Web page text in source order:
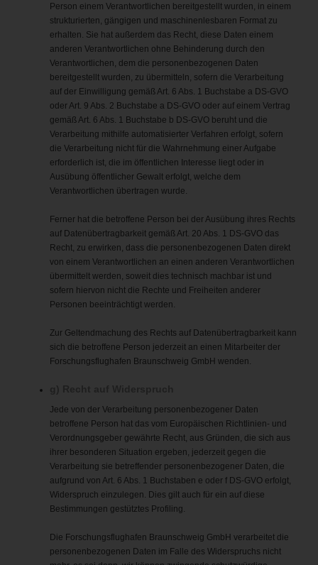
Person einem Verantwortlichen bereitgestellt wurden, in einem
strukturierten, gängigen und maschinenlesbaren Format zu
erhalten. Sie hat außerdem das Recht, diese Daten einem
anderen Verantwortlichen ohne Behinderung durch den
Verantwortlichen, dem die personenbezogenen Daten
bereitgestellt wurden, zu übermitteln, sofern die Verarbeitung
auf der Einwilligung gemäß Art. 6 Abs. 1 Buchstabe a DS-GVO
oder Art. 9 Abs. 2 Buchstabe a DS-GVO oder auf einem Vertrag
gemäß Art. 6 Abs. 1 Buchstabe b DS-GVO beruht und die
Verarbeitung mithilfe automatisierter Verfahren erfolgt, sofern
die Verarbeitung nicht für die Wahrnehmung einer Aufgabe
erforderlich ist, die im öffentlichen Interesse liegt oder in
Ausübung öffentlicher Gewalt erfolgt, welche dem
Verantwortlichen übertragen wurde.
Ferner hat die betroffene Person bei der Ausübung ihres Rechts
auf Datenübertragbarkeit gemäß Art. 20 Abs. 1 DS-GVO das
Recht, zu erwirken, dass die personenbezogenen Daten direkt
von einem Verantwortlichen an einen anderen Verantwortlichen
übermittelt werden, soweit dies technisch machbar ist und
sofern hiervon nicht die Rechte und Freiheiten anderer
Personen beeinträchtigt werden.
Zur Geltendmachung des Rechts auf Datenübertragbarkeit kann
sich die betroffene Person jederzeit an einen Mitarbeiter der
Forschungsflughafen Braunschweig GmbH wenden.
Jede von der Verarbeitung personenbezogener Daten
betroffene Person hat das vom Europäischen Richtlinien- und
Verordnungsgeber gewährte Recht, aus Gründen, die sich aus
ihrer besonderen Situation ergeben, jederzeit gegen die
Verarbeitung sie betreffender personenbezogener Daten, die
aufgrund von Art. 6 Abs. 1 Buchstaben e oder f DS-GVO erfolgt,
Widerspruch einzulegen. Dies gilt auch für ein auf diese
Bestimmungen gestütztes Profiling.
Die Forschungsflughafen Braunschweig GmbH verarbeitet die
personenbezogenen Daten im Falle des Widerspruchs nicht